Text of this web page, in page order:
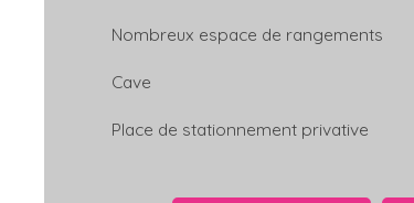
Nombreux espace de rangements
Cave
Place de stationnement privative